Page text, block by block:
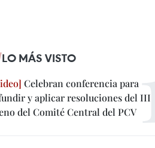
LO MÁS VISTO
Celebran conferencia para
y aplicar resoluciones del III
del Comité Central del PCV